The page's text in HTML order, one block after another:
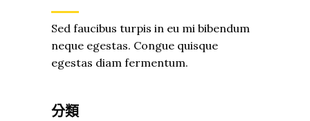
Sed faucibus turpis in eu mi bibendum
neque egestas. Congue quisque
egestas diam fermentum.
分類